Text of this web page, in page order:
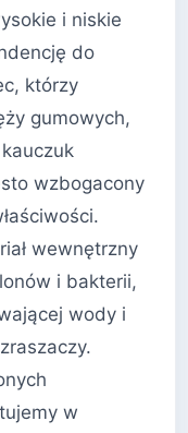
i niskie
do
którzy
gumowych,
wzbogacony
wewnętrzny
i bakterii,
wody i
w